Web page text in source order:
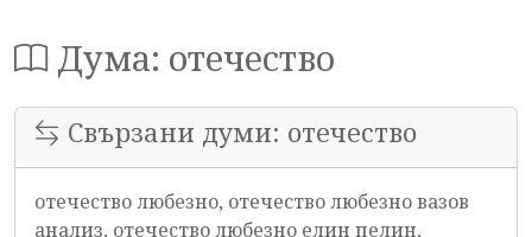
Дума: отечество
Свързани думи: отечество
отечество любезно, отечество любезно вазов
анализ, отечество любезно елин пелин,